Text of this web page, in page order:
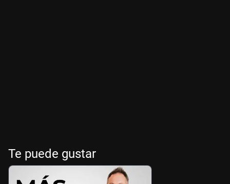
Te puede gustar